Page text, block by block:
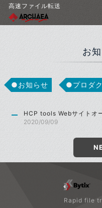
高速ファイル転送
お
お知らせ プロダ
HCP tools Webサイトオ
2020/09/09
Rapid file